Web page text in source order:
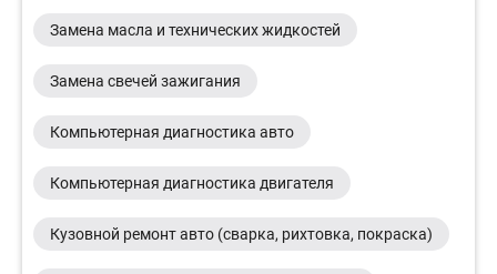
Замена масла и технических жидкостей
Замена свечей зажигания
Компьютерная диагностика авто
Компьютерная диагностика двигателя
Кузовной ремонт авто (сварка, рихтовка, покраска)